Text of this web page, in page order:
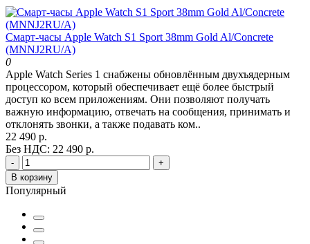
Смарт-часы Apple Watch S1 Sport 38mm Gold Al/Concrete
(MNNJ2RU/A)
0
Apple Watch Series 1 снабжены обновлённым двухъядерным
процессором, который обеспечивает ещё более быстрый
доступ ко всем приложениям. Они позволяют получать
важную информацию, отвечать на сообщения, принимать и
отклонять звонки, а также подавать ком..
22 490 р.
Без НДС: 22 490 р.
-
+
В корзину
Популярный